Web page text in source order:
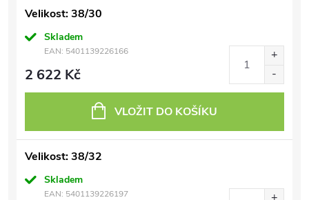
Velikost: 38/30
Skladem
EAN: 5401139226166
2 622 Kč
VLOŽIT DO KOŠÍKU
Velikost: 38/32
Skladem
EAN: 5401139226197